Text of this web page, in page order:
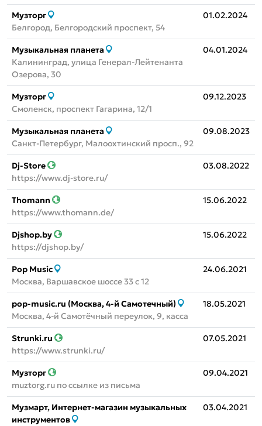
Музторг
Белгород, Белгородский проспект, 54
01.02.2024
Музыкальная планета
Калининград, улица Генерал-Лейтенанта
Озерова, 30
04.01.2024
Музторг
Смоленск, проспект Гагарина, 12/1
09.12.2023
Музыкальная планета
Санкт-Петербург, Малоохтинский просп., 92
09.08.2023
Dj-Store
https://www.dj-store.ru/
03.08.2022
Thomann
https://www.thomann.de/
15.06.2022
Djshop.by
https://djshop.by/
15.06.2022
Pop Music
Москва, Варшавское шоссе 33 с 12
24.06.2021
pop-music.ru (Москва, 4-й Самотечный)
Москва, 4-й Самотёчный переулок, 9, касса
18.05.2021
Strunki.ru
https://www.strunki.ru/
07.05.2021
Музторг
muztorg.ru по ссылке из письма
09.04.2021
Музмарт, Интернет-магазин музыкальных
инструментов
03.04.2021